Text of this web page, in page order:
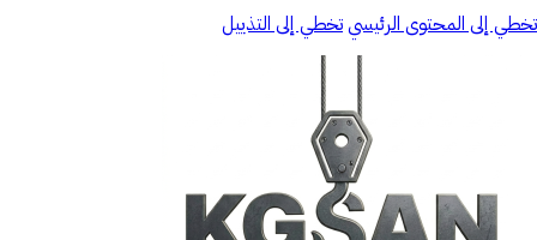
تخطي إلى المحتوى الرئيسيتخطي إلى التذييل